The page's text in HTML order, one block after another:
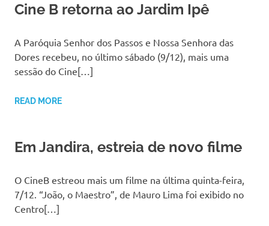
Cine B retorna ao Jardim Ipê
A Paróquia Senhor dos Passos e Nossa Senhora das
Dores recebeu, no último sábado (9/12), mais uma
sessão do Cine[…]
READ MORE
Em Jandira, estreia de novo filme
O CineB estreou mais um filme na última quinta-feira,
7/12. “João, o Maestro”, de Mauro Lima foi exibido no
Centro[…]